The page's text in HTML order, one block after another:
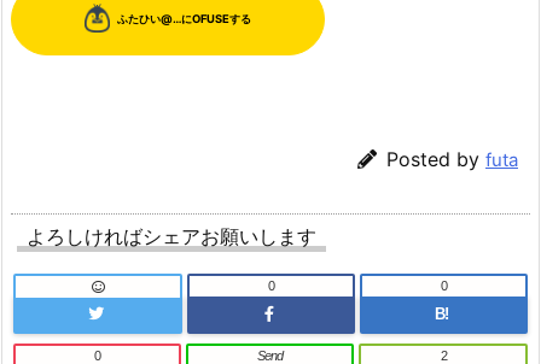
Posted by futa
よろしければシェアお願いします
0
B!
0
0 Send 2